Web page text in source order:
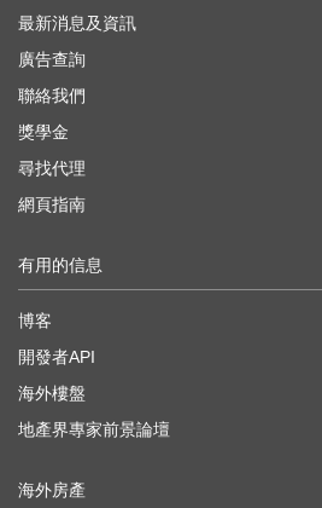
最新消息及資訊
廣告查詢
聯絡我們
獎學金
尋找代理
網頁指南
有用的信息
博客
開發者API
海外樓盤
地產界專家前景論壇
海外房產